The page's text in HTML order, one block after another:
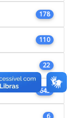
178
110
22
645
6